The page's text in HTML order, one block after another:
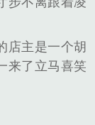
店主是一个胡
来了立马喜笑